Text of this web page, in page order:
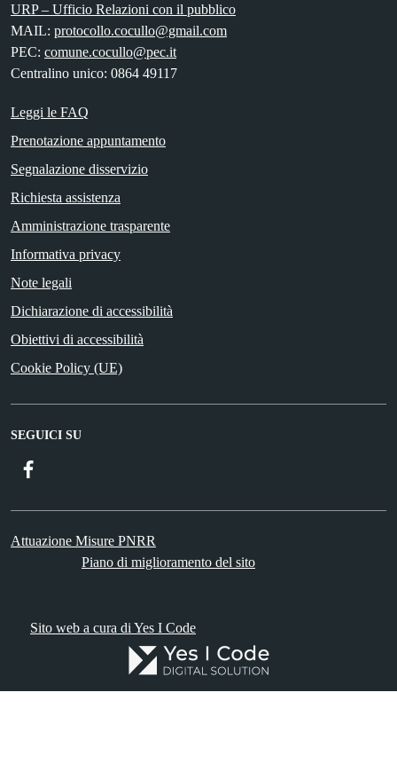
URP – Ufficio Relazioni con il pubblico
MAIL: protocollo.cocullo@gmail.com
PEC: comune.cocullo@pec.it
Centralino unico: 0864 49117
Leggi le FAQ
Prenotazione appuntamento
Segnalazione disservizio
Richiesta assistenza
Amministrazione trasparente
Informativa privacy
Note legali
Dichiarazione di accessibilità
Obiettivi di accessibilità
Cookie Policy (UE)
SEGUICI SU
Attuazione Misure PNRR
Piano di miglioramento del sito
Sito web a cura di Yes I Code